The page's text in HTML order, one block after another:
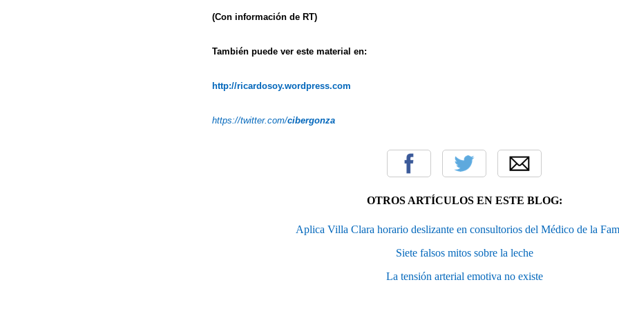
(Con información de RT)
También puede ver este material en:
http://ricardosoy.wordpress.com
https://twitter.com/cibergonza
OTROS ARTÍCULOS EN ESTE BLOG:
Aplica Villa Clara horario deslizante en consultorios del Médico de la
Siete falsos mitos sobre la leche
La tensión arterial emotiva no existe